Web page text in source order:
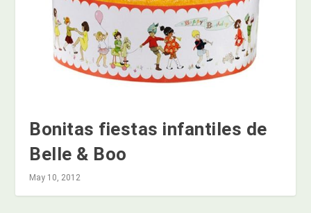
Bonitas fiestas infantiles de
Belle & Boo
May 10, 2012